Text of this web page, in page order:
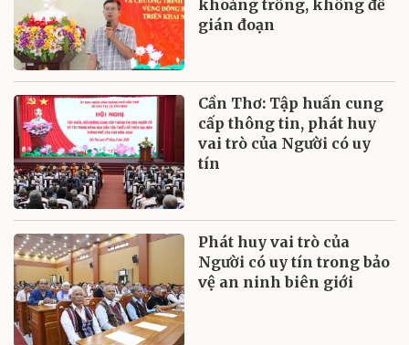
khoảng trống, không để
gián đoạn
Cần Thơ: Tập huấn cung
cấp thông tin, phát huy
vai trò của Người có uy
tín
Phát huy vai trò của
Người có uy tín trong bảo
vệ an ninh biên giới